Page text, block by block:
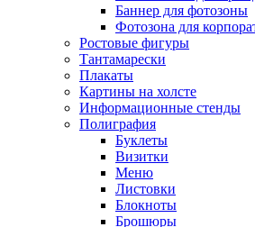
Баннер для фотозоны
Фотозона для
Ростовые фигуры
Тантамарески
Плакаты
Картины на холсте
Информационные стенды
Полиграфия
Буклеты
Визитки
Меню
Листовки
Блокноты
Брошюры